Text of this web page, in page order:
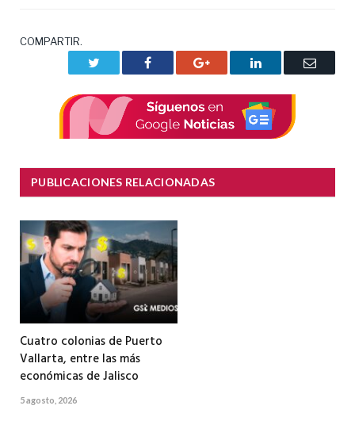
COMPARTIR.
Facebook Google+ LinkedIn
Correo
PUBLICACIONES RELACIONADAS
Cuatro colonias de Puerto
Vallarta, entre las más
económicas de Jalisco
5 agosto, 2026